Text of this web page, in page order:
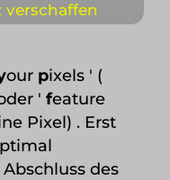
verschaffen
our pixels ' (
' feature
Pixel) . Erst
des